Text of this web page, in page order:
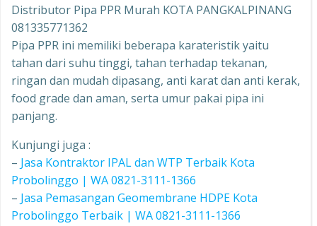
Distributor Pipa PPR Murah KOTA PANGKALPINANG
081335771362
Pipa PPR ini memiliki beberapa karateristik yaitu
tahan dari suhu tinggi, tahan terhadap tekanan,
ringan dan mudah dipasang, anti karat dan anti kerak,
food grade dan aman, serta umur pakai pipa ini
panjang.
Kunjungi juga :
– Jasa Kontraktor IPAL dan WTP Terbaik Kota
Probolinggo | WA 0821-3111-1366
– Jasa Pemasangan Geomembrane HDPE Kota
Probolinggo Terbaik | WA 0821-3111-1366